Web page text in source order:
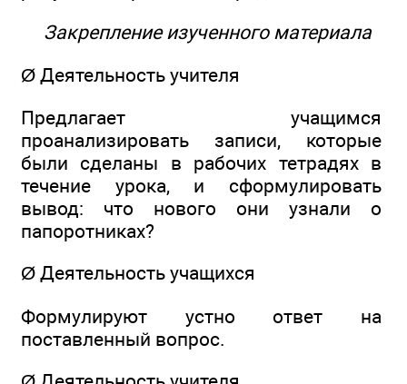
Закрепление изученного материала
Ø Деятельность учителя
Предлагает учащимся
проанализировать записи, которые
были сделаны в рабочих тетрадях в
течение урока, и сформулировать
вывод: что нового они узнали о
папоротниках?
Ø Деятельность учащихся
Формулируют устно ответ на
поставленный вопрос.